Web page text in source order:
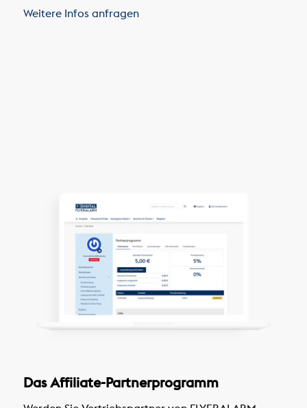
Weitere Infos anfragen
Das Affiliate-Partnerprogramm